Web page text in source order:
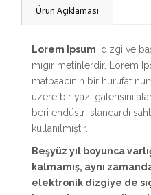
Ürün Açıklaması
Lorem Ipsum , dizgi ve
mıgır metinlerdir. Lorem
matbaacının bir hurufat
üzere bir yazı galerisini
beri endüstri standardı
kullanılmıştır.
Beşyüz yıl boyunca
kalmamış, aynı
elektronik dizgiye de